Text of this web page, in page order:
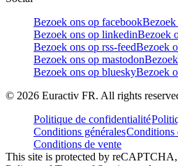
Bezoek ons op facebook
Bezoek ons op linkedinBezoek
Bezoek ons op rss-feedBezoek
Bezoek ons op mastodon
Bezoek ons op blueskyBezoek
© 2026 Euractiv FR. All rights
Politique de confidentialité
Conditions généralesConditions
Conditions de vente
This site is protected by